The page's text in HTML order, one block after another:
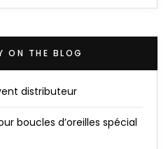
ON THE BLOG
distributeur
boucles d’oreilles spécial